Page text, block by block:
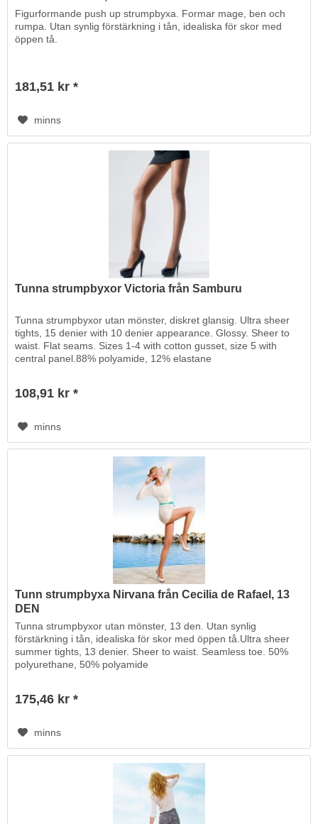
Figurformande push up strumpbyxa. Formar mage, ben och
rumpa. Utan synlig förstärkning i tån, idealiska för skor med
öppen tå.
181,51 kr *
minns
Tunna strumpbyxor Victoria från Samburu
Tunna strumpbyxor utan mönster, diskret glansig. Ultra sheer
tights, 15 denier with 10 denier appearance. Glossy. Sheer to
waist. Flat seams. Sizes 1-4 with cotton gusset, size 5 with
central panel.88% polyamide, 12% elastane
108,91 kr *
minns
Tunn strumpbyxa Nirvana från Cecilia de Rafael, 13
DEN
Tunna strumpbyxor utan mönster, 13 den. Utan synlig
förstärkning i tån, idealiska för skor med öppen tå.Ultra sheer
summer tights, 13 denier. Sheer to waist. Seamless toe. 50%
polyurethane, 50% polyamide
175,46 kr *
minns